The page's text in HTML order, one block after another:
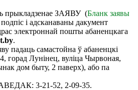
прыкладзенае ЗАЯВУ (Бланк заявы
подпіс і адсканаваны дакумент
электроннай пошты абаненцкага
.
падаць самастойна ў абаненцкі
горад Лунінец, вуліца Чырвоная,
дом быту, 2 паверх), або па
3-21-52, 2-09-35.